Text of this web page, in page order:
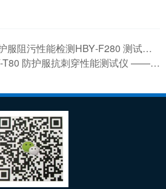
污性能检测HBY‑F280 测试仪技术指南
抗刺穿性能测试仪 —— 医用 / 防护装备安全检测专用设备